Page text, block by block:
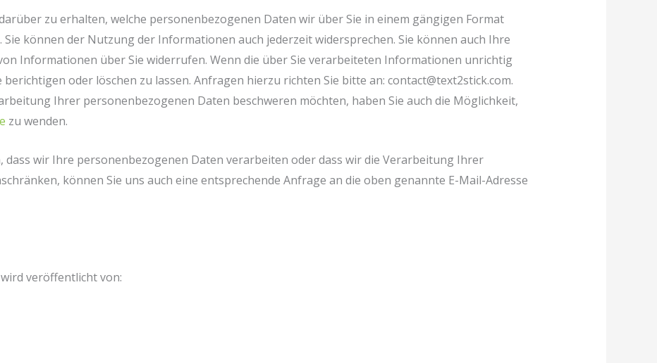
zu erhalten, welche personenbezogenen Daten wir über Sie in einem gängigen Format
können der Nutzung der Informationen auch jederzeit widersprechen. Sie können auch Ihre
Informationen über Sie widerrufen. Wenn die über Sie verarbeiteten Informationen unrichtig
berichtigen oder löschen zu lassen. Anfragen hierzu richten Sie bitte an: contact@text2stick.com.
Ihrer personenbezogenen Daten beschweren möchten, haben Sie auch die Möglichkeit,
zu wenden.
dass wir Ihre personenbezogenen Daten verarbeiten oder dass wir die Verarbeitung Ihrer
können Sie uns auch eine entsprechende Anfrage an die oben genannte E-Mail-Adresse
veröffentlicht von: